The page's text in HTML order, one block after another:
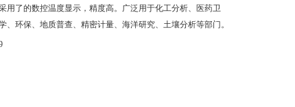
用了的数控温度显示，精度高。广泛用于化工分析、医药卫
、环保、地质普查、精密计量、海洋研究、土壤分析等部门。